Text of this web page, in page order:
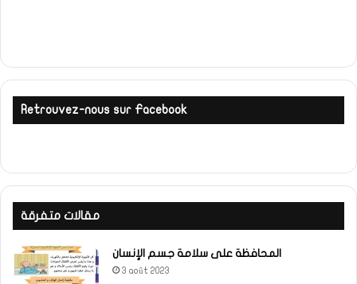
Retrouvez-nous sur Facebook
مقالات متفرقة
المحافظة على سلامة جسم الإنسان
3 août 2023